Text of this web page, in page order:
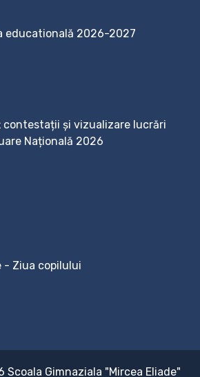
educatională 2026-2027
contestații și vizualizare lucrări
Națională 2026
- Ziua copilului
Scoala Gimnaziala "Mircea Eliade"